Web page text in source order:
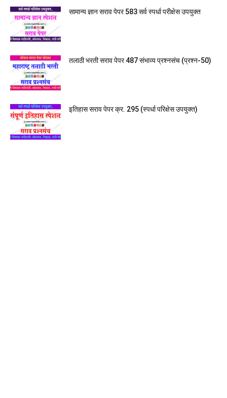
सामान्य ज्ञान सराव पेपर 583 सर्व स्पर्धा परीक्षेस उपयुक्त
तलाठी भरती सराव पेपर 487 संभाव्य प्रश्नसंच (प्रश्न-50)
इतिहास सराव पेपर क्र. 295 (स्पर्धा परिक्षेस उपयुक्त)